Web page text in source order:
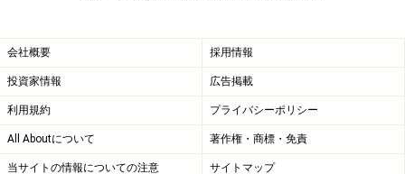
会社概要 採用情報
投資家情報 広告掲載
利用規約 プライバシーポリシー
All Aboutについて 著作権・商標・免責
当サイトの情報についての注意 サイトマップ